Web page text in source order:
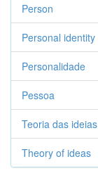
Person
Personal identity
Personalidade
Pessoa
Teoria das ideias
Theory of ideas